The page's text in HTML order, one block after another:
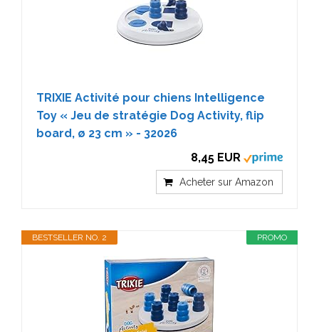
TRIXIE Activité pour chiens Intelligence
Toy « Jeu de stratégie Dog Activity, flip
board, ø 23 cm » - 32026
8,45 EUR
Acheter sur Amazon
PROMO
BESTSELLER NO. 2